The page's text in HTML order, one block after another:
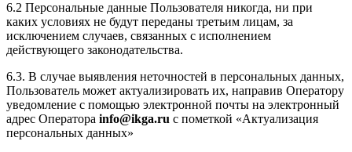
6.2 Персональные данные Пользователя никогда, ни при
каких условиях не будут переданы третьим лицам, за
исключением случаев, связанных с исполнением
действующего законодательства.
6.3. В случае выявления неточностей в персональных данных,
Пользователь может актуализировать их, направив Оператору
уведомление с помощью электронной почты на электронный
адрес Оператора info@ikga.ru с пометкой «Актуализация
персональных данных»